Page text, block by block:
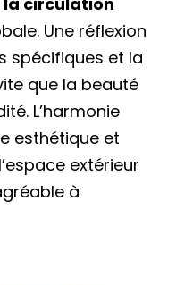
Une réflexion
spécifiques et la
que la beauté
L’harmonie
esthétique et
extérieur
à